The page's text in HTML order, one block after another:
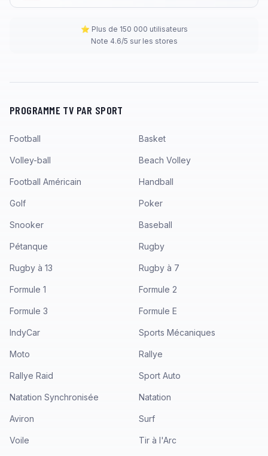
⭐ Plus de 150 000 utilisateurs
Note 4.6/5 sur les stores
PROGRAMME TV PAR SPORT
Football Basket
Volley-ball Beach Volley
Football Américain Handball
Golf Poker
Snooker Baseball
Pétanque Rugby
Rugby à 13 Rugby à 7
Formule 1 Formule 2
Formule 3 Formule E
IndyCar Sports Mécaniques
Moto Rallye
Rallye Raid Sport Auto
Natation Synchronisée Natation
Aviron Surf
Voile Tir à l'Arc